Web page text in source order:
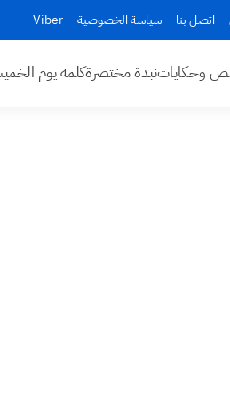
اتصل بنا سياسة الخصوصية Viber
وحكاياتنبذة مختصرةكلمة يوم